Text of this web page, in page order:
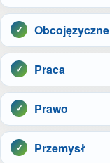
Obcojęzyczne
Praca
Prawo
Przemysł